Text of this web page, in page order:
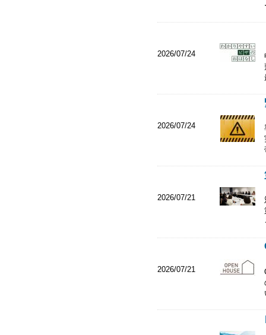
2026/07/24
2026/07/24
2026/07/21
2026/07/21